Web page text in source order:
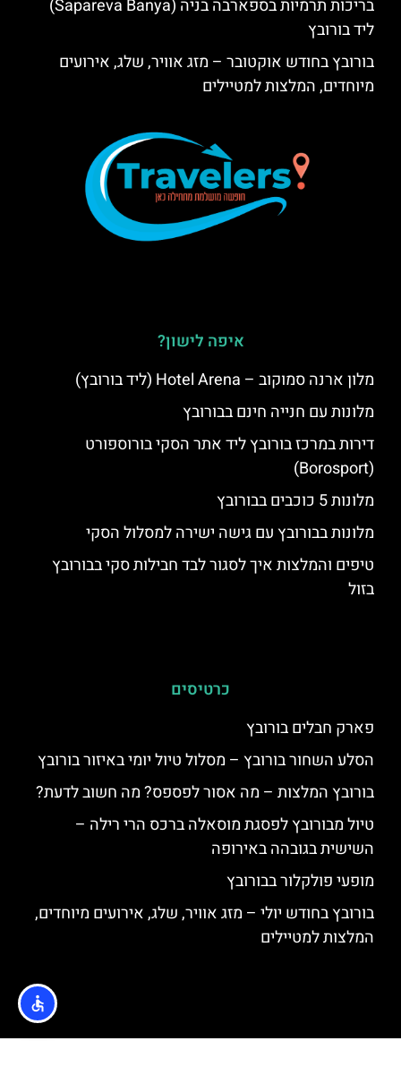
בריכות תרמיות בספארבה בניה (Sapareva Banya)
ליד בורובץ
בורובץ בחודש אוקטובר – מזג אוויר, שלג, אירועים
מיוחדים, המלצות למטיילים
איפה לישון?
מלון ארנה סמוקוב – Hotel Arena (ליד בורובץ)
מלונות עם חנייה חינם בבורובץ
דירות במרכז בורובץ ליד אתר הסקי בורוספורט
(Borosport)
מלונות 5 כוכבים בבורובץ
מלונות בבורובץ עם גישה ישירה למסלול הסקי
טיפים והמלצות איך לסגור לבד חבילות סקי בבורובץ
בזול
כרטיסים
פארק חבלים בורובץ
הסלע השחור בורובץ – מסלול טיול יומי באיזור בורובץ
בורובץ המלצות – מה אסור לפספס? מה חשוב לדעת?
טיול מבורובץ לפסגת מוסאלה ברכס הרי רילה –
השישית בגובהה באירופה
מופעי פולקלור בבורובץ
בורובץ בחודש יולי – מזג אוויר, שלג, אירועים מיוחדים,
המלצות למטיילים